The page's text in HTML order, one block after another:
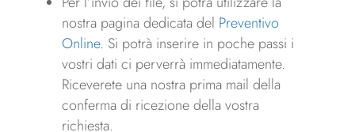
nostra pagina dedicata del Preventivo
Online. Si potrà inserire in poche passi i
vostri dati ci perverrà immediatamente.
Riceverete una nostra prima mail della
conferma di ricezione della vostra
richiesta.